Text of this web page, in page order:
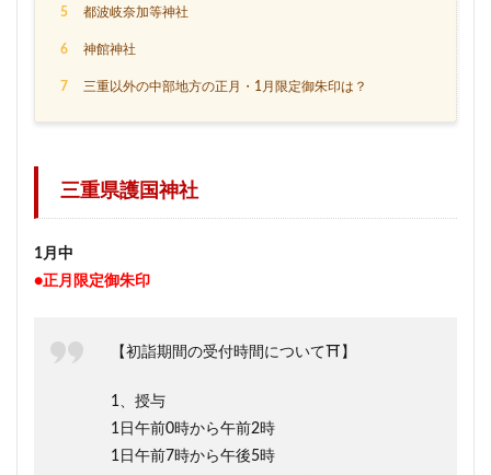
5 都波岐奈加等神社
6 神館神社
7 三重以外の中部地方の正月・1月限定御朱印は？
三重県護国神社
1月中
●正月限定御朱印
【初詣期間の受付時間について⛩️】
1、授与
1日午前0時から午前2時
1日午前7時から午後5時